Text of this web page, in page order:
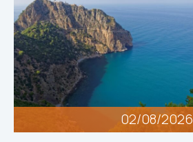
02/08/2026